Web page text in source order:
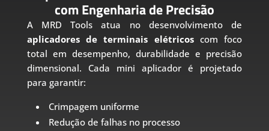
com Engenharia de Precisão
A MRD Tools atua no desenvolvimento de
aplicadores de terminais elétricoscom foco
total em desempenho, durabilidade e precisão
dimensional. Cada mini aplicador é projetado
para garantir:
Crimpagem uniforme
Redução de falhas no processo